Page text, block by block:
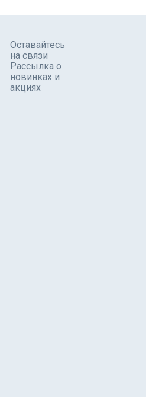
Оставайтесь
на связи
Рассылка о
новинках и
акциях